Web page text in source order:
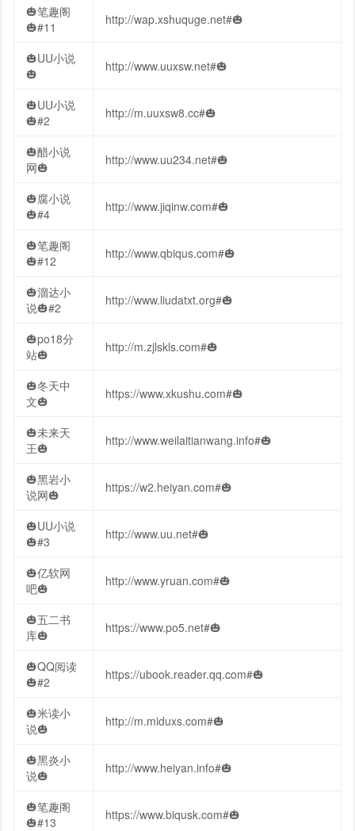
🎃笔趣阁
🎃#11
http://wap.xshuquge.net#🎃
🎃UU小说
🎃
http://www.uuxsw.net#🎃
🎃UU小说
🎃#2
http://m.uuxsw8.cc#🎃
🎃醋小说
网🎃
http://www.uu234.net#🎃
🎃腐小说
🎃#4
http://www.jiqinw.com#🎃
🎃笔趣阁
🎃#12
http://www.qbiqus.com#🎃
🎃溜达小
说🎃#2
http://www.liudatxt.org#🎃
🎃po18分
站🎃
http://m.zjlskls.com#🎃
🎃冬天中
文🎃
https://www.xkushu.com#🎃
🎃未来天
王🎃
http://www.weilaitianwang.info#🎃
🎃黑岩小
说网🎃
https://w2.heiyan.com#🎃
🎃UU小说
🎃#3
http://www.uu.net#🎃
🎃亿软网
吧🎃
http://www.yruan.com#🎃
🎃五二书
库🎃
https://www.po5.net#🎃
🎃QQ阅读
🎃#2
https://ubook.reader.qq.com#🎃
🎃米读小
说🎃
http://m.miduxs.com#🎃
🎃黑炎小
说🎃
http://www.heiyan.info#🎃
🎃笔趣阁
🎃#13
https://www.biqusk.com#🎃